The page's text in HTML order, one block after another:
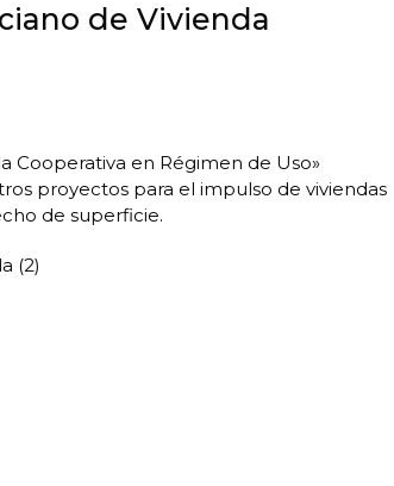
de Vivienda
Cooperativa en Régimen de Uso»
proyectos para el impulso de viviendas
de superficie.